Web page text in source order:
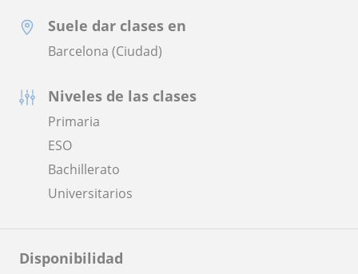
Suele dar clases en
Barcelona (Ciudad)
Niveles de las clases
Primaria
ESO
Bachillerato
Universitarios
Disponibilidad